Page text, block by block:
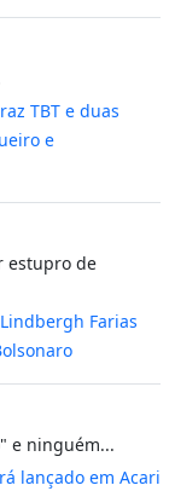
TBT e duas
e
estupro de
Farias
e ninguém...
lançado em Acari